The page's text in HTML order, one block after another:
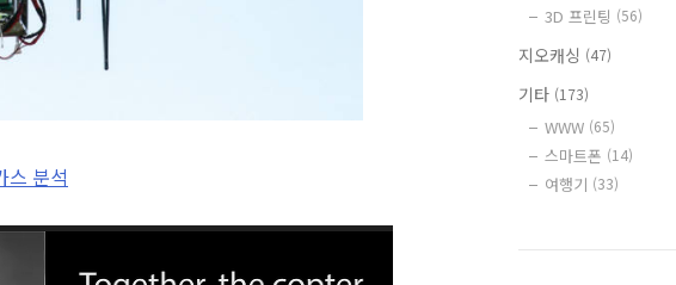
스 분석
3D 프린팅 (56)
지오캐싱 (47)
기타 (173)
WWW (65)
스마트폰 (14)
여행기 (33)